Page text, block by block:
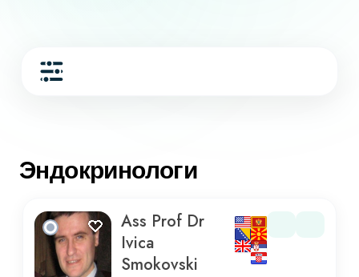
Эндокринологи
Ass Prof Dr
Ivica
Smokovski